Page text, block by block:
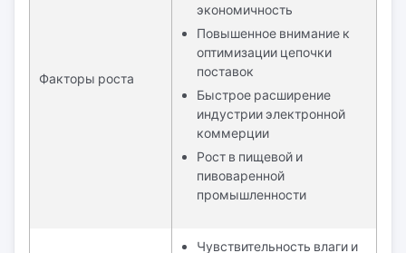
Факторы роста
экономичность
Повышенное внимание к
оптимизации цепочки
поставок
Быстрое расширение
индустрии электронной
коммерции
Рост в пищевой и
пивоваренной
промышленности
Чувствительность влаги и